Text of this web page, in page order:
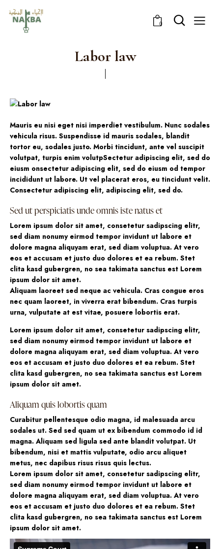
0
Labor law
Mauris eu nisi eget nisi imperdiet vestibulum. Nunc sodales
vehicula risus. Suspendisse id mauris sodales, blandit
tortor eu, sodales justo. Morbi tincidunt, ante vel suscipit
volutpat, turpis enim volutpSectetur adipiscing elit, sed do
eiusm onsectetur adipiscing elit, sed do eiusm od tempor
incididunt ut labore. Ut vel placerat eros, eu tincidunt velit.
Consectetur adipiscing elit, adipiscing elit, sed do.
Sed ut perspiciatis unde omnis iste natus et
Lorem ipsum dolor sit amet, consetetur sadipscing elitr,
sed diam nonumy eirmod tempor invidunt ut labore et
dolore magna aliquyam erat, sed diam voluptua. At vero
eos et accusam et justo duo dolores et ea rebum. Stet
clita kasd gubergren, no sea takimata sanctus est Lorem
ipsum dolor sit amet.
Aliquam laoreet sed neque ac vehicula. Cras congue eros
nec quam laoreet, in viverra erat bibendum. Cras turpis
urna, vulputate at est vitae, posuere lobortis erat.
Lorem ipsum dolor sit amet, consetetur sadipscing elitr,
sed diam nonumy eirmod tempor invidunt ut labore et
dolore magna aliquyam erat, sed diam voluptua. At vero
eos et accusam et justo duo dolores et ea rebum. Stet
clita kasd gubergren, no sea takimata sanctus est Lorem
ipsum dolor sit amet.
Aliquam quis lobortis quam
Curabitur pellentesque odio magna, id malesuada arcu
sodales ut. Sed sed quam ut ex bibendum commodo id id
magna. Aliquam sed ligula sed ante blandit volutpat. Ut
bibendum, nisi et mattis vulputate, odio arcu aliquet
metus, nec dapibus risus risus quis lectus.
Lorem ipsum dolor sit amet, consetetur sadipscing elitr,
sed diam nonumy eirmod tempor invidunt ut labore et
dolore magna aliquyam erat, sed diam voluptua. At vero
eos et accusam et justo duo dolores et ea rebum. Stet
clita kasd gubergren, no sea takimata sanctus est Lorem
ipsum dolor sit amet.